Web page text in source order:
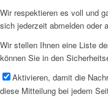
Wir respektieren es voll und
sich jederzeit abmelden oder
Wir stellen Ihnen eine Liste
können Sie in den
Aktivieren, damit die
diese Mitteilung bei jedem